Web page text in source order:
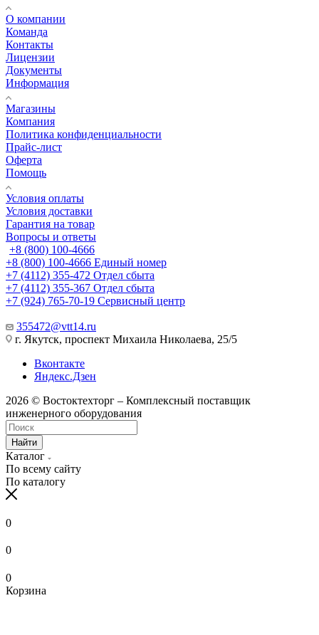
О компании
Команда
Контакты
Лицензии
Документы
Информация
Магазины
Компания
Политика конфиденциальности
Прайс-лист
Оферта
Помощь
Условия оплаты
Условия доставки
Гарантия на товар
Вопросы и ответы
+8 (800) 100-4666
+8 (800) 100-4666 Единый номер
+7 (4112) 355-472 Отдел сбыта
+7 (4112) 355-367 Отдел сбыта
+7 (924) 765-70-19 Сервисный центр
355472@vtt14.ru
г. Якутск, проспект Михаила Николаева, 25/5
Вконтакте
Яндекс.Дзен
2026 © Востоктехторг – Комплексный поставщик
инженерного оборудования
Найти
Каталог
По всему сайту
По каталогу
0
0
0
Корзина